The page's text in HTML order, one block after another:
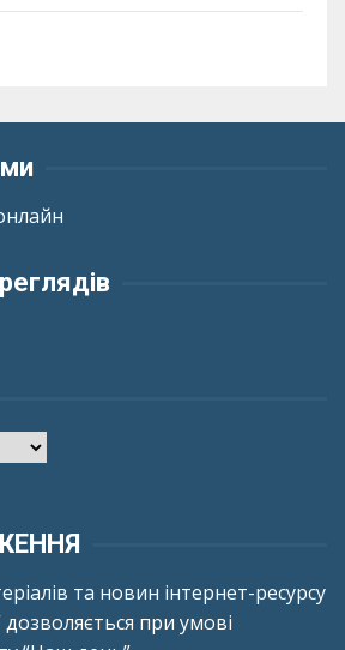
та новин інтернет-ресурсу
при умові